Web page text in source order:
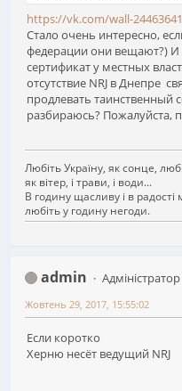
https://vk.com/wall-
Стало очень интересно,
федерации они вещают?) И
сертификат у местных
отсутствие NRJ в Днепре
продлевать таинственный
разбираюсь? Пожалуйста,
Любіть Україну, як сонце,
як вітер, і трави, і води...
В годину щасливу і в радості
любіть у годину негоди.
admin
Адміністратор
Жовтень 29, 2017, 15:55:02
Если коротко
Херню несёт ведущий NRJ